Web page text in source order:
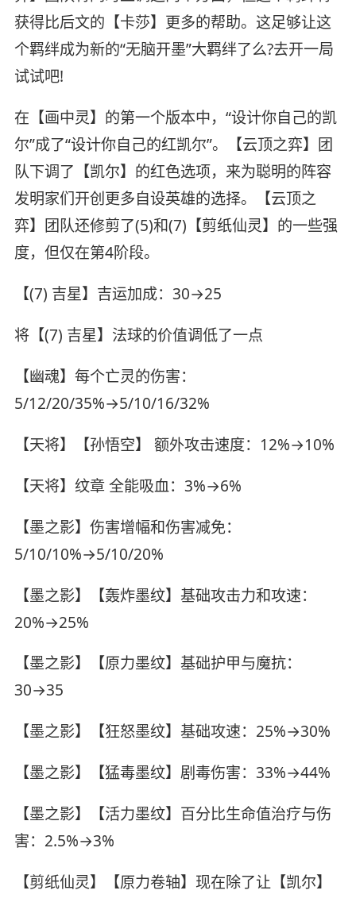
获得比后文的【卡莎】更多的帮助。这足够让这
个羁绊成为新的“无脑开墨”大羁绊了么?去开一局
试试吧!
在【画中灵】的第一个版本中，“设计你自己的凯
尔”成了“设计你自己的红凯尔”。【云顶之弈】团
队下调了【凯尔】的红色选项，来为聪明的阵容
发明家们开创更多自设英雄的选择。【云顶之
弈】团队还修剪了(5)和(7)【剪纸仙灵】的一些强
度，但仅在第4阶段。
【(7) 吉星】吉运加成：30→25
将【(7) 吉星】法球的价值调低了一点
【幽魂】每个亡灵的伤害：
5/12/20/35%→5/10/16/32%
【天将】【孙悟空】 额外攻击速度：12%→10%
【天将】纹章 全能吸血：3%→6%
【墨之影】伤害增幅和伤害减免：
5/10/10%→5/10/20%
【墨之影】【轰炸墨纹】基础攻击力和攻速：
20%→25%
【墨之影】【原力墨纹】基础护甲与魔抗：
30→35
【墨之影】【狂怒墨纹】基础攻速：25%→30%
【墨之影】【猛毒墨纹】剧毒伤害：33%→44%
【墨之影】【活力墨纹】百分比生命值治疗与伤
害：2.5%→3%
【剪纸仙灵】【原力卷轴】现在除了让【凯尔】